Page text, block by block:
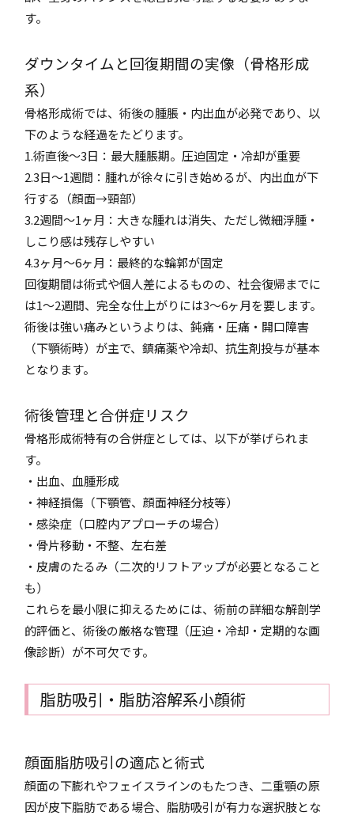
す。
ダウンタイムと回復期間の実像（骨格形成
系）
骨格形成術では、術後の腫脹・内出血が必発であり、以
下のような経過をたどります。
1.術直後〜3日：最大腫脹期。圧迫固定・冷却が重要
2.3日〜1週間：腫れが徐々に引き始めるが、内出血が下
行する（顔面→頸部）
3.2週間〜1ヶ月：大きな腫れは消失、ただし微細浮腫・
しこり感は残存しやすい
4.3ヶ月〜6ヶ月：最終的な輪郭が固定
回復期間は術式や個人差によるものの、社会復帰までに
は1〜2週間、完全な仕上がりには3〜6ヶ月を要します。
術後は強い痛みというよりは、鈍痛・圧痛・開口障害
（下顎術時）が主で、鎮痛薬や冷却、抗生剤投与が基本
となります。
術後管理と合併症リスク
骨格形成術特有の合併症としては、以下が挙げられま
す。
・出血、血腫形成
・神経損傷（下顎管、顔面神経分枝等）
・感染症（口腔内アプローチの場合）
・骨片移動・不整、左右差
・皮膚のたるみ（二次的リフトアップが必要となること
も）
これらを最小限に抑えるためには、術前の詳細な解剖学
的評価と、術後の厳格な管理（圧迫・冷却・定期的な画
像診断）が不可欠です。
脂肪吸引・脂肪溶解系小顔術
顔面脂肪吸引の適応と術式
顔面の下膨れやフェイスラインのもたつき、二重顎の原
因が皮下脂肪である場合、脂肪吸引が有力な選択肢とな